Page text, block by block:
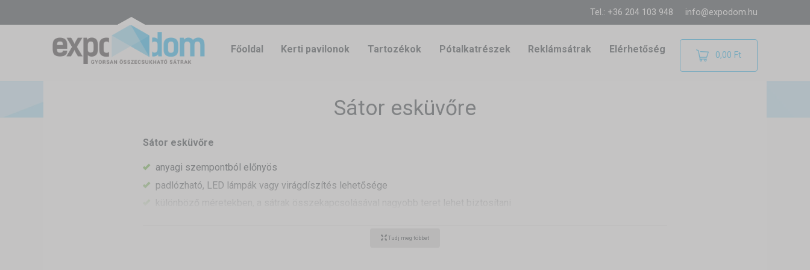
Tel.: +36 204 103 948 info@expodom.hu
Főoldal Kerti pavilonok Tartozékok Pótalkatrészek Reklámsátrak Elérhetőség 0,00 Ft
Sátor esküvőre
Sátor esküvőre
anyagi szempontból előnyös
padlózható, LED lámpák vagy virágdíszítés lehetősége
Nem hagyományos, de romantikus esküvőről álmodozik? Házasodjon szabad ég alatt. Az esküvői sátrak elég helyet
Tudj meg többet